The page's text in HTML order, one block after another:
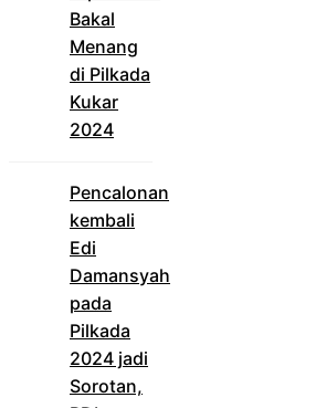
Bakal
Menang
di Pilkada
Kukar
2024
Pencalonan
kembali
Edi
Damansyah
pada
Pilkada
2024 jadi
Sorotan,